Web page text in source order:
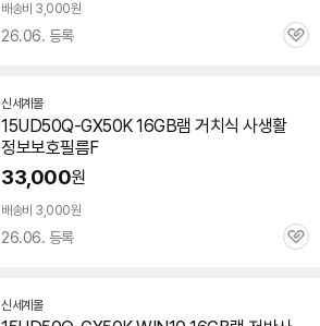
배송비 3,000원
26.06. 등록
관
신세계몰
15UD50Q-GX50K 16GB램 거치식 사생활
정보보호필름F
33,000원
배송비 3,000원
26.06. 등록
관
신세계몰